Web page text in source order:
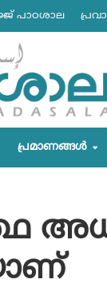
പാഠശാല
പ്രമാണങ്ങള്‍